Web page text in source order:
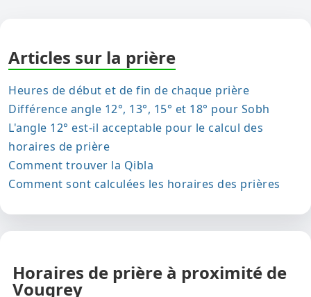
Articles sur la prière
Heures de début et de fin de chaque prière
Différence angle 12°, 13°, 15° et 18° pour Sobh
L'angle 12° est-il acceptable pour le calcul des
horaires de prière
Comment trouver la Qibla
Comment sont calculées les horaires des prières
Horaires de prière à proximité de
Vougrey